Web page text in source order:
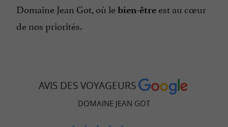
Domaine Jean Got, où lebien-être est au cœur
de nos priorités.
AVIS DES VOYAGEURS
DOMAINE JEAN GOT